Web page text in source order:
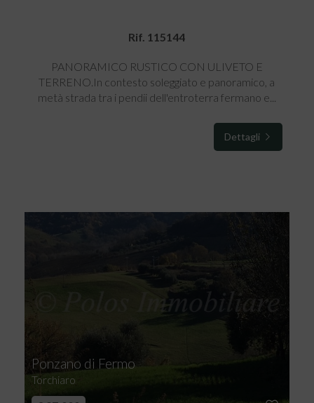
Rif. 115144
PANORAMICO RUSTICO CON ULIVETO E
TERRENO.In contesto soleggiato e panoramico, a
metà strada tra i pendii dell'entroterra fermano e...
Dettagli
Ponzano di Fermo
Torchiaro